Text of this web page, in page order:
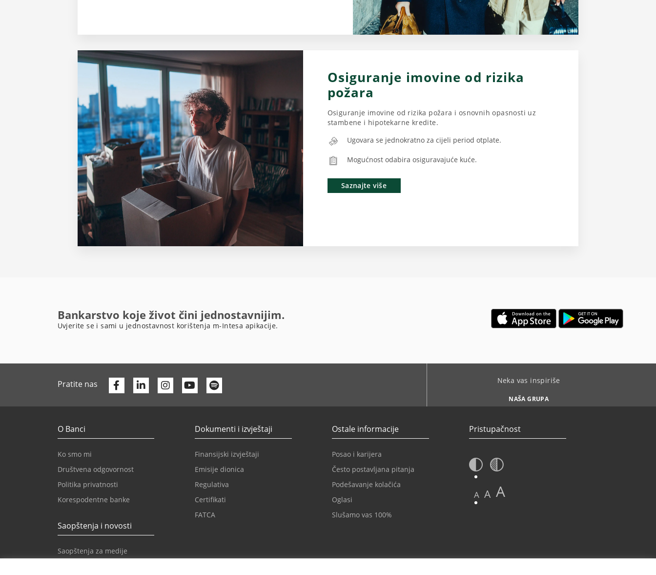
Osiguranje imovine od rizika
požara
Osiguranje imovine od rizika požara i osnovnih opasnosti uz
stambene i hipotekarne kredite.
Ugovara se jednokratno za cijeli period otplate.
Mogućnost odabira osiguravajuće kuće.
Saznajte više
Bankarstvo koje život čini jednostavnijim.
Uvjerite se i sami u jednostavnost korištenja m-Intesa apikacije.
Pratite nas Facebook
Linkedin Youtube Neka vas inspiriše
NAŠA GRUPA
O Banci
Ko smo mi
Društvena odgovornost
Politika privatnosti
Korespodentne banke
Saopštenja i novosti
Saopštenja za medije
Dokumenti i izvještaji
Finansijski izvještaji
Emisije dionica
Regulativa
Certifikati
FATCA
Ostale informacije
Posao i karijera
Često postavljana pitanja
Podešavanje kolačića
Oglasi
Slušamo vas 100%
Pristupačnost
A A A